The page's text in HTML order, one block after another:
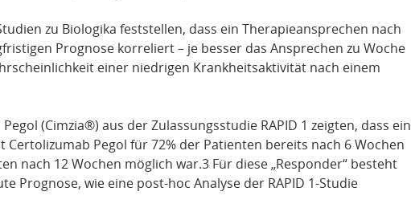
zu Biologika feststellen, dass ein Therapieansprechen nach
Prognose korreliert – je besser das Ansprechen zu Woche
einer niedrigen Krankheitsaktivität nach einem
(Cimzia®) aus der Zulassungsstudie RAPID 1 zeigten, dass ein
Certolizumab Pegol für 72% der Patienten bereits nach 6 Wochen
nach 12 Wochen möglich war.3 Für diese „Responder“ besteht
Prognose, wie eine post-hoc Analyse der RAPID 1-Studie